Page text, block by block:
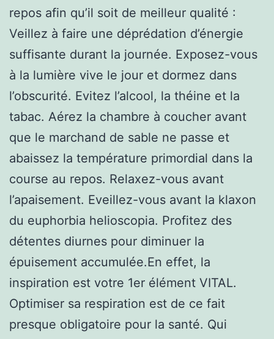
repos afin qu’il soit de meilleur qualité :
Veillez à faire une déprédation d’énergie
suffisante durant la journée. Exposez-vous
à la lumière vive le jour et dormez dans
l’obscurité. Evitez l’alcool, la théine et la
tabac. Aérez la chambre à coucher avant
que le marchand de sable ne passe et
abaissez la température primordial dans la
course au repos. Relaxez-vous avant
l’apaisement. Eveillez-vous avant la klaxon
du euphorbia helioscopia. Profitez des
détentes diurnes pour diminuer la
épuisement accumulée.En effet, la
inspiration est votre 1er élément VITAL.
Optimiser sa respiration est de ce fait
presque obligatoire pour la santé. Qui